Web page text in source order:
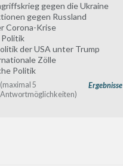
gegen die Ukraine
gegen Russland
Corona-Krise
der USA unter Trump
Zölle
Politik
Ergebnisse
(maximal 5
Antwortmöglichkeiten)